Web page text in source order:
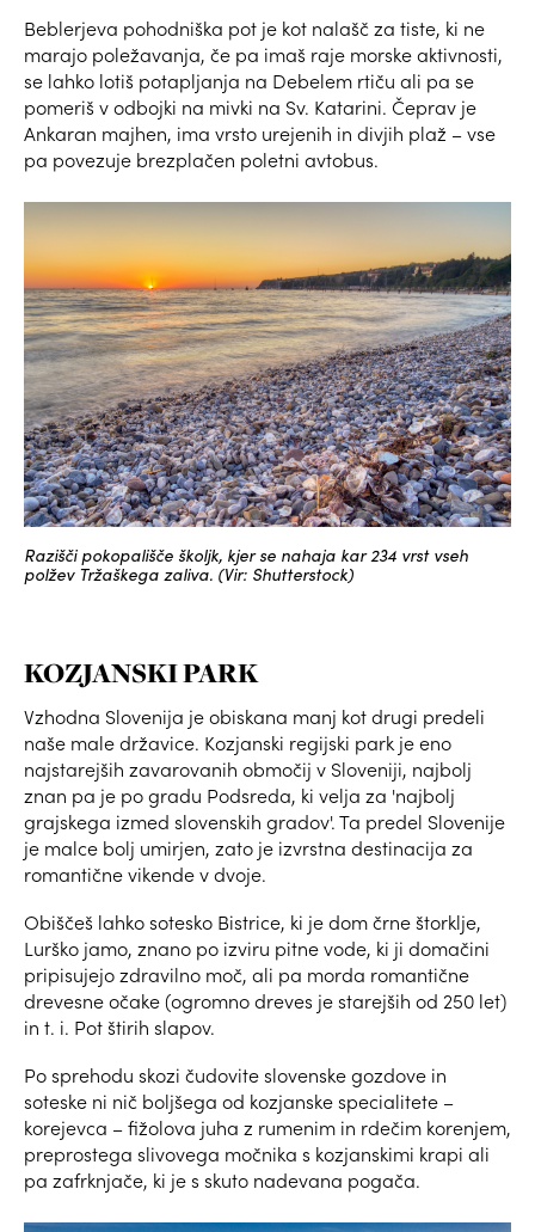
Beblerjeva pohodniška pot je kot nalašč za tiste, ki ne
marajo poležavanja, če pa imaš raje morske aktivnosti,
se lahko lotiš potapljanja na Debelem rtiču ali pa se
pomeriš v odbojki na mivki na Sv. Katarini. Čeprav je
Ankaran majhen, ima vrsto urejenih in divjih plaž – vse
pa povezuje brezplačen poletni avtobus.
Razišči pokopališče školjk, kjer se nahaja kar 234 vrst vseh
polžev Tržaškega zaliva. (Vir: Shutterstock)
KOZJANSKI PARK
Vzhodna Slovenija je obiskana manj kot drugi predeli
naše male državice. Kozjanski regijski park je eno
najstarejših zavarovanih območij v Sloveniji, najbolj
znan pa je po gradu Podsreda, ki velja za 'najbolj
grajskega izmed slovenskih gradov'. Ta predel Slovenije
je malce bolj umirjen, zato je izvrstna destinacija za
romantične vikende v dvoje.
Obiščeš lahko sotesko Bistrice, ki je dom črne štorklje,
Lurško jamo, znano po izviru pitne vode, ki ji domačini
pripisujejo zdravilno moč, ali pa morda romantične
drevesne očake (ogromno dreves je starejših od 250 let)
in t. i. Pot štirih slapov.
Po sprehodu skozi čudovite slovenske gozdove in
soteske ni nič boljšega od kozjanske specialitete –
korejevca – fižolova juha z rumenim in rdečim korenjem,
preprostega slivovega močnika s kozjanskimi krapi ali
pa zafrknjače, ki je s skuto nadevana pogača.